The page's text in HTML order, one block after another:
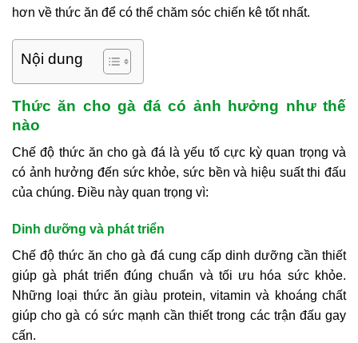
hơn về thức ăn để có thể chăm sóc chiến kê tốt nhất.
Nội dung
Thức ăn cho gà đá có ảnh hưởng như thế
nào
Chế độ thức ăn cho gà đá là yếu tố cực kỳ quan trọng và
có ảnh hưởng đến sức khỏe, sức bền và hiệu suất thi đấu
của chúng. Điều này quan trọng vì:
Dinh dưỡng và phát triển
Chế độ thức ăn cho gà đá cung cấp dinh dưỡng cần thiết
giúp gà phát triển đúng chuẩn và tối ưu hóa sức khỏe.
Những loại thức ăn giàu protein, vitamin và khoáng chất
giúp cho gà có sức mạnh cần thiết trong các trận đấu gay
cấn.